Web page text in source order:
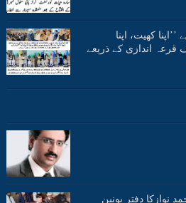
کھیت، اپنا
قرعہ اندازی کے ذریعے
نوازکا دفتر یونین